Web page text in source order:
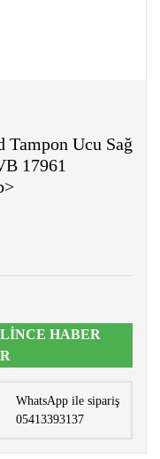
Tampon Ucu Sağ
17961
HABER
WhatsApp ile sipariş
05413393137